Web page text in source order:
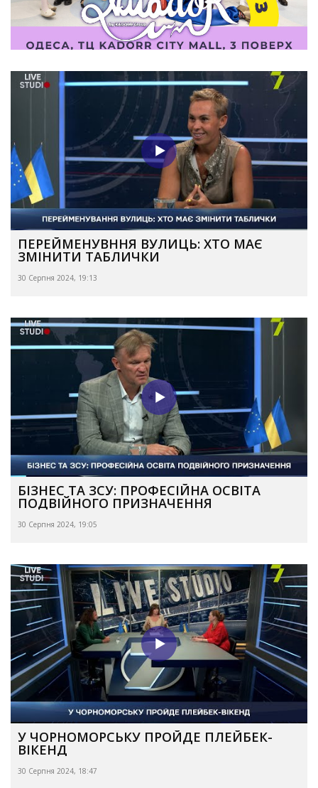
ПЕРЕЙМЕНУВННЯ ВУЛИЦЬ: ХТО МАЄ
ЗМІНИТИ ТАБЛИЧКИ
30 Серпня 2024, 19:13
БІЗНЕС ТА ЗСУ: ПРОФЕСІЙНА ОСВІТА
ПОДВІЙНОГО ПРИЗНАЧЕННЯ
30 Серпня 2024, 19:05
У ЧОРНОМОРСЬКУ ПРОЙДЕ ПЛЕЙБЕК-
ВІКЕНД
30 Серпня 2024, 18:47